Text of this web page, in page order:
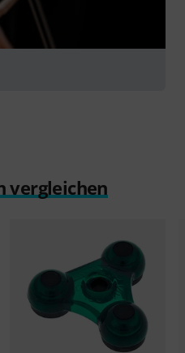
vergleichen